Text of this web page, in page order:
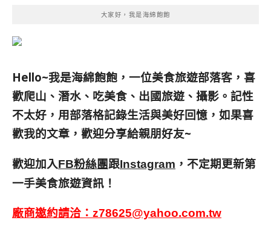
大家好，我是海綿飽飽
Hello~我是海綿飽飽，一位美食旅遊部落客， 喜
歡爬山、潛水、吃美食、出國旅遊、攝影。 記性
不太好，用部落格記錄生活與美好回憶， 如果喜
歡我的文章，歡迎分享給親朋好友~
歡迎加入FB粉絲團跟Instagram ，不定期更新第
一手美食旅遊資訊！
廠商邀約請洽： z78625@yahoo.com.tw